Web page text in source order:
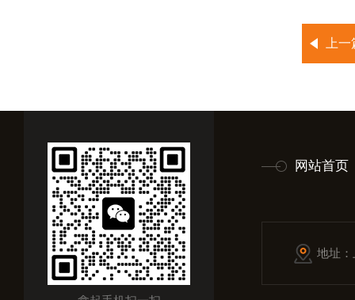
上
网站首页
地址